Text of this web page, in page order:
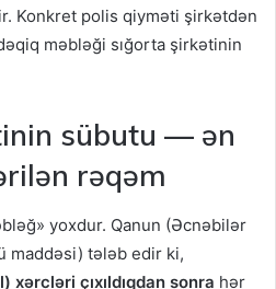
Konkret polis qiyməti şirkətdən
məbləği sığorta şirkətinin
sübutu — ən
rəqəm
yoxdur. Qanun (Əcnəbilər
maddəsi) tələb edir ki,
xərcləri çıxıldıqdan sonra hər